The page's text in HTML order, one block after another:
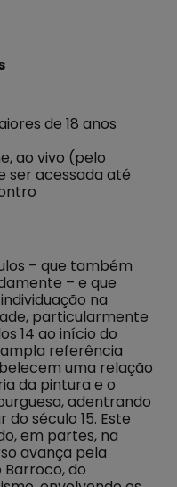
de 18 anos
ao vivo (pelo
ser acessada até
– que também
– e que
na
particularmente
14 ao início do
ampla referência
uma relação
da pintura e o
adentrando
século 15. Este
em partes, na
avança pela
Barroco, do